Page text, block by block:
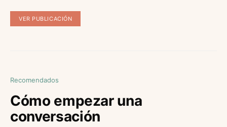
VER PUBLICACIÓN
Recomendados
Cómo empezar una
conversación